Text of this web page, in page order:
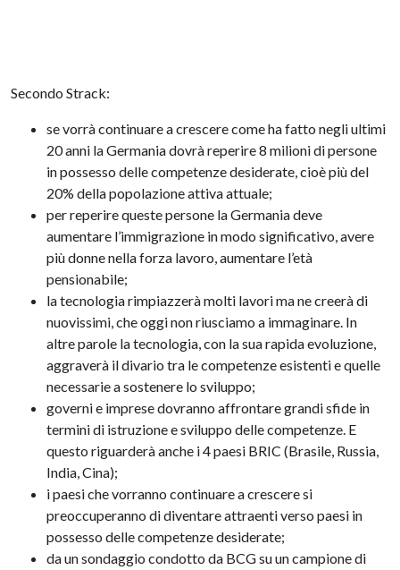
Secondo Strack:
se vorrà continuare a crescere come ha fatto negli ultimi
20 anni la Germania dovrà reperire 8 milioni di persone
in possesso delle competenze desiderate, cioè più del
20% della popolazione attiva attuale;
per reperire queste persone la Germania deve
aumentare l’immigrazione in modo significativo, avere
più donne nella forza lavoro, aumentare l’età
pensionabile;
la tecnologia rimpiazzerà molti lavori ma ne creerà di
nuovissimi, che oggi non riusciamo a immaginare. In
altre parole la tecnologia, con la sua rapida evoluzione,
aggraverà il divario tra le competenze esistenti e quelle
necessarie a sostenere lo sviluppo;
governi e imprese dovranno affrontare grandi sfide in
termini di istruzione e sviluppo delle competenze. E
questo riguarderà anche i 4 paesi BRIC (Brasile, Russia,
India, Cina);
i paesi che vorranno continuare a crescere si
preoccuperanno di diventare attraenti verso paesi in
possesso delle competenze desiderate;
da un sondaggio condotto da BCG su un campione di